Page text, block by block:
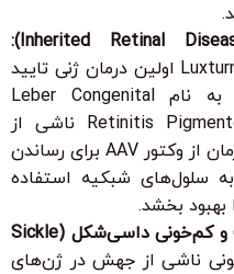
Luxturna (voretigene neparvovec-rzyl) اولین درمان ژنی تایید
شده برای نوعی نابینایی ارثی به نام Leber Congenital
Amaurosis (LCA) یا Retinitis Pigmentosa (RP) ناشی از
جهش در ژن RPE65 است. این درمان از وکتور AAV برای رساندن
یک نسخه سالم از ژن RPE65 به سلول‌های شبکیه استفاده
بهبود بخشد.
تولاسمی بتا (Beta-Thalassemia) و کم‌خونی داسی‌شکل (Sickle
ناشی از جهش در ژن‌های